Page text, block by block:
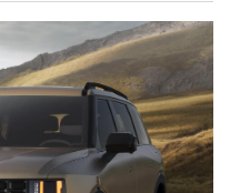
לחברה אחרת. טלקאר: